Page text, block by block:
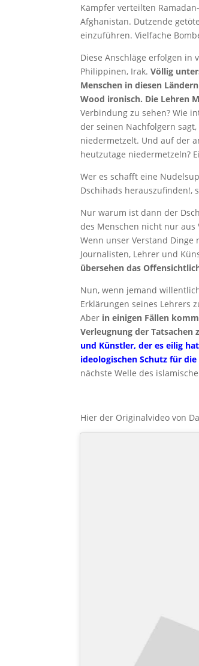
Kämpfer verteilten
Afghanistan. Dutzende
einzuführen. Vielfache
Diese Anschläge erfolgen in
Philippinen, Irak.Völlig
Menschen in diesen
Wood ironisch. Die Lehren
Verbindung zu sehen? Wie
der seinen Nachfolgern
niedermetzelt. Und auf der
heutzutage niedermetzeln?
Wer es schafft eine
Dschihads herauszufinden!,
Nur warum ist dann der
des Menschen nicht nur aus
Wenn unser Verstand
Journalisten, Lehrer und
übersehen das
Nun, wenn jemand
Erklärungen seines Lehrers
Aber in einigen Fällen
Verleugnung der Tatsachen
und Künstler, der es eilig
ideologischen Schutz für
nächste Welle des
Hier der Originalvideo von